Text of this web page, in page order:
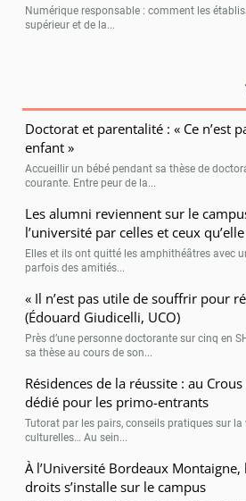
Numérique responsable : comment les
supérieur et de la...
Doctorat et parentalité : « Ce n’est
enfant »
Accueillir un bébé pendant sa thèse de
courante. Entre peur de la...
Les alumni reviennent sur le
l’université par celles et ceux
Elles et ils ont quitté les amphithéâtres avec
parfois des amitiés...
« Il n’est pas utile de souffrir pour
(Édouard Giudicelli, UCO)
Près d’une personne doctorante sur cinq en
sa thèse au cours de son...
Résidences de la réussite : au
dédié pour les primo-entrants
Tutorat par les pairs, conseils pratiques sur
culturelles… Au sein...
À l’Université Bordeaux
droits s’installe sur le campus